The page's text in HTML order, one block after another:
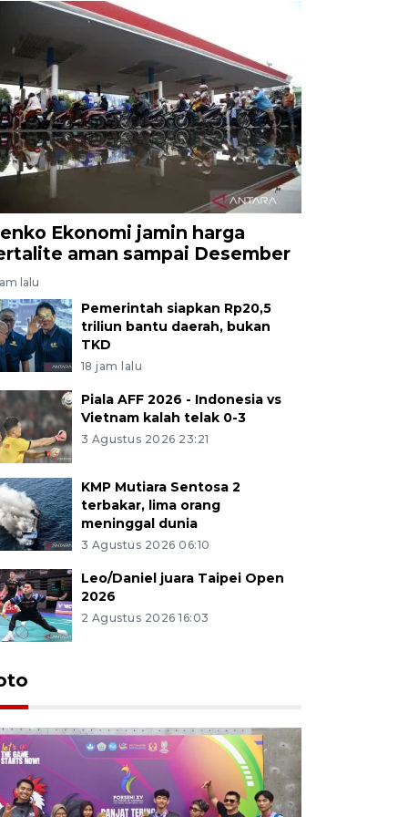
Ekonomi jamin harga
aman sampai Desember
lalu
Pemerintah siapkan Rp20,5
triliun bantu daerah, bukan
TKD
18 jam lalu
Piala AFF 2026 - Indonesia vs
Vietnam kalah telak 0-3
3 Agustus 2026 23:21
KMP Mutiara Sentosa 2
terbakar, lima orang
meninggal dunia
3 Agustus 2026 06:10
Leo/Daniel juara Taipei Open
2026
2 Agustus 2026 16:03